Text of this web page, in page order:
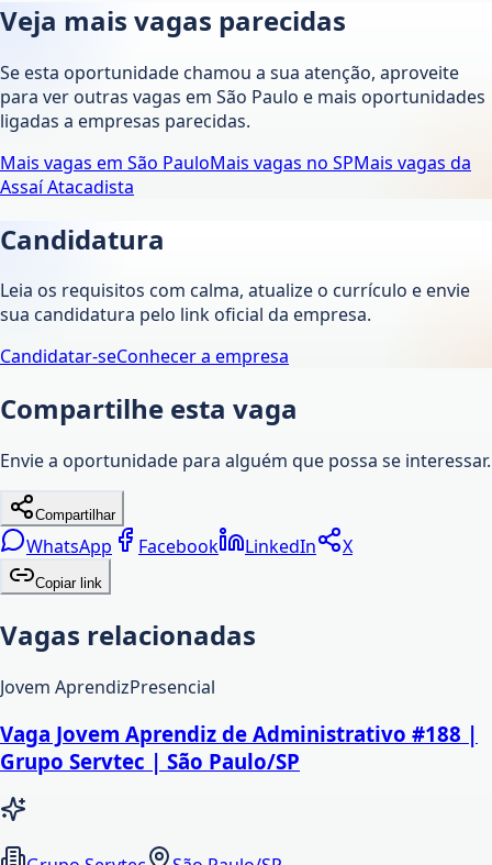
Veja mais vagas parecidas
Se esta oportunidade chamou a sua atenção, aproveite
para ver outras vagas em São Paulo e mais oportunidades
ligadas a empresas parecidas.
Mais vagas em São PauloMais vagas no SPMais vagas da
Assaí Atacadista
Candidatura
Leia os requisitos com calma, atualize o currículo e envie
sua candidatura pelo link oficial da empresa.
Candidatar-seConhecer a empresa
Compartilhe esta vaga
Envie a oportunidade para alguém que possa se interessar.
Compartilhar
WhatsApp Facebook LinkedIn X
Copiar link
Vagas relacionadas
Jovem AprendizPresencial
Vaga Jovem Aprendiz de Administrativo #188 |
Grupo Servtec | São Paulo/SP